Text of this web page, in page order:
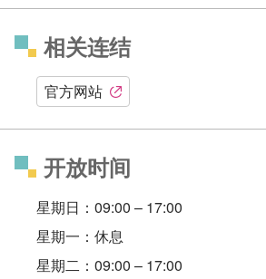
相关连结
官方网站
开放时间
星期日：09:00 – 17:00
星期一：休息
星期二：09:00 – 17:00